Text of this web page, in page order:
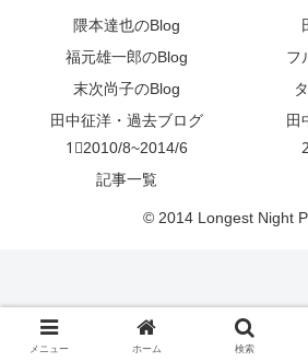
隈本達也のBlog
福元雄一郎のBlog
フ
末次尚子のBlog
田中征洋・過去ブログ
1⃣2010/8~2014/6
田
記事一覧
© 2014 Longest Night
メニュー ホーム 検索